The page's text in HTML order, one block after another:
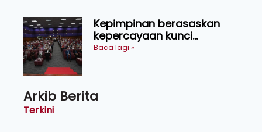
Kepimpinan berasaskan
kepercayaan kunci
kecemerlangan institusi -
Baca lagi »
Arkib Berita
Terkini